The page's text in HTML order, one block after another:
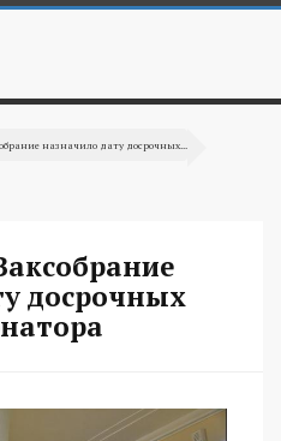
назначило дату досрочных...
досрочных